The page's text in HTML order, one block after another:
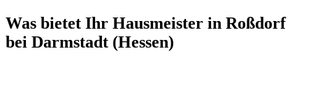
Was bietet Ihr Hausmeister in Roßdorf
bei Darmstadt (Hessen)